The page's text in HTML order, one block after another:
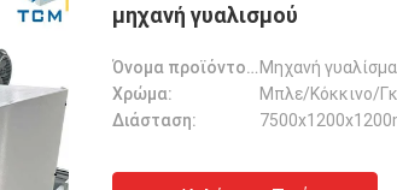
μηχανή γυαλισμού
Όνομα προϊόντος:
Χρώμα:
Μπλε/Κόκκινο/
Διάσταση: